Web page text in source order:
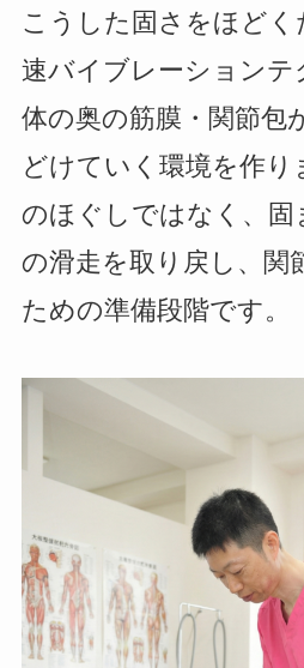
こうした固さをほど
速バイブレーションテ
体の奥の筋膜・関節包
どけていく環境を作
のほぐしではなく、固
の滑走を取り戻し、関
ための準備段階です。